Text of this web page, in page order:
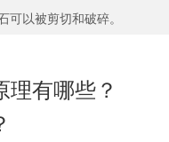
可以被剪切和破碎。
有哪些？